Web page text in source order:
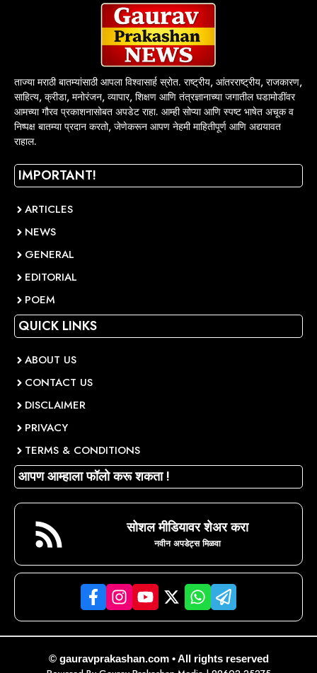
ताज्या मराठी बातम्यांसाठी आपला विश्वासार्ह स्रोत. राष्ट्रीय, आंतरराष्ट्रीय, राजकारण,
साहित्य, क्रीडा, मनोरंजन, व्यापार, शिक्षण आणि तंत्रज्ञानाच्या जगातील घडामोडींवर
आमच्या गौरव प्रकाशनासोबत अपडेट राहा. आम्ही सोप्या आणि स्पष्ट भाषेत अचूक व
निष्पक्ष बातम्या प्रदान करतो, जेणेकरून आपण नेहमी माहितीपूर्ण आणि अद्ययावत
राहाल.
IMPORTANT!
ARTICLES
NEWS
GENERAL
EDITORIAL
POEM
QUICK LINKS
ABOUT US
CONTACT US
DISCLAIMER
PRIVACY
TERMS & CONDITIONS
आपण आम्हाला फॉलो करू शकता !
सोशल मीडियावर शेअर करा
नवीन अपडेट्स मिळवा
© gauravprakashan.com • All rights reserved